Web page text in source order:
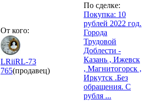
От кого:
LRiiRL-73
765(продавец)
По сделке:
Покупка: 10
рублей 2022 год.
Города
Трудовой
Доблести -
Казань , Ижевск
, Магнитогорск ,
Иркутск .Без
обращения. С
рубля ...